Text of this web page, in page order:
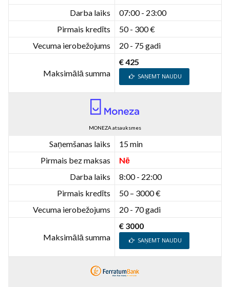
Darba laiks
07:00 - 23:00
Pirmais kredīts
50 - 300 €
Vecuma ierobežojums
20 - 75 gadi
Maksimālā summa
€ 425
SAŅEMT NAUDU
MONEZA atsauksmes
Saņemšanas laiks
15 min
Pirmais bez maksas
Nē
Darba laiks
8:00 - 22:00
Pirmais kredīts
50 – 3000 €
Vecuma ierobežojums
20 - 70 gadi
Maksimālā summa
€ 3000
SAŅEMT NAUDU